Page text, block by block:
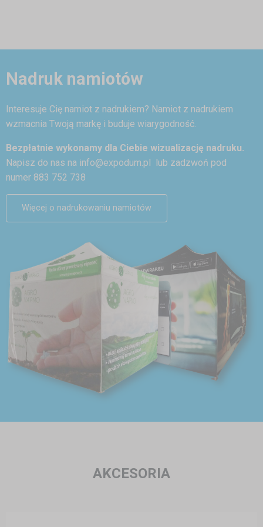
Nadruk namiotów
Interesuje Cię namiot z nadrukiem? Namiot z nadrukiem
wzmacnia Twoją markę i buduje wiarygodność.
Bezpłatnie wykonamy dla Ciebie wizualizację nadruku.
Napisz do nas na info@expodum.pl
lub zadzwoń pod
numer 883 752 738
Więcej o nadrukowaniu namiotów
AKCESORIA